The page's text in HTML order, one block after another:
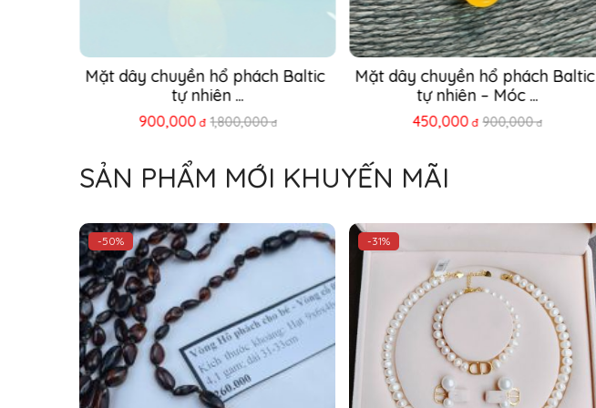
Mặt dây chuyền hổ phách Baltic
tự nhiên ...
900,000 đ 1,800,000 đ
Mặt dây chuyền hổ phách Baltic
tự nhiên – Móc ...
450,000 đ 900,000 đ
SẢN PHẨM MỚI KHUYẾN MÃI
-50% -31%